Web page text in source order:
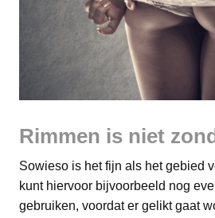
Rimmen is niet
Sowieso is het fijn als het gebied
kunt hiervoor bijvoorbeeld nog
gebruiken, voordat er gelikt gaat